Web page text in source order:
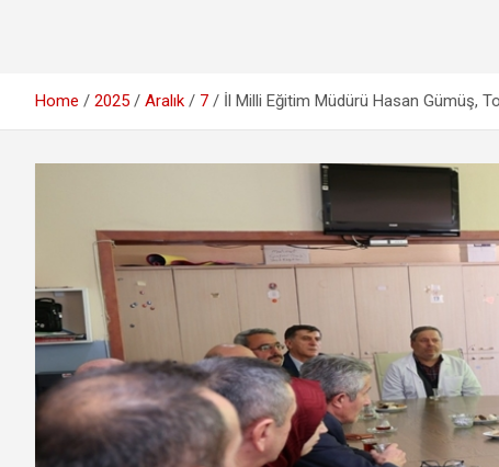
Home 2025 Aralık 7 İl Milli Eğitim Müdürü Hasan Gümüş,